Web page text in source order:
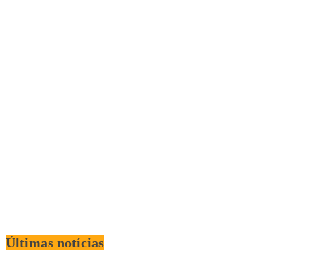
Últimas notícias